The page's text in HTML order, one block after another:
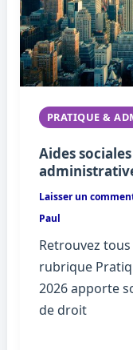
PRATIQUE &
Aides
Laisser un
Paul
Retrouvez
rubrique
2026 apporte
de droit